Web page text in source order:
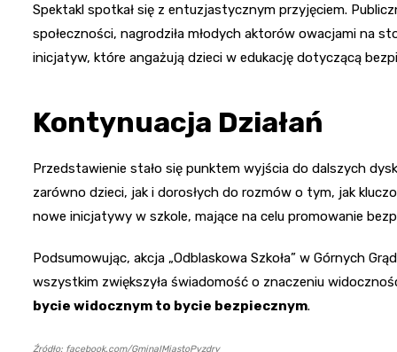
Spektakl spotkał się z entuzjastycznym przyjęciem.
społeczności, nagrodziła młodych aktorów owacjami na
inicjatyw, które angażują dzieci w edukację dotyczącą
Kontynuacja Działań
Przedstawienie stało się punktem wyjścia do dalszych
zarówno dzieci, jak i dorosłych do rozmów o tym, jak
nowe inicjatywy w szkole, mające na celu promowanie
Podsumowując, akcja „Odblaskowa Szkoła” w Górnych
wszystkim zwiększyła świadomość o znaczeniu
bycie widocznym to bycie bezpiecznym.
Źródło: facebook.com/GminaIMiastoPyzdry